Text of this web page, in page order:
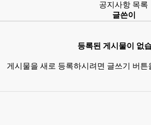
공지사항 목록
글쓴이
등록된 게시물이 없
게시물을 새로 등록하시려면 글쓰기 버